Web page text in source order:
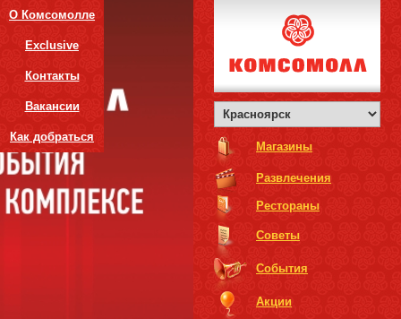
О Комсомолле
Exclusive
Контакты
Вакансии
Как добраться
Магазины
Развлечения
Рестораны
Советы
События
Акции